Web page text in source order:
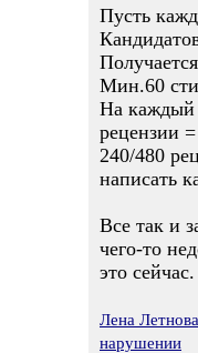
Пусть
Мин.60
На каждый
рецензии
240/480
написать
Все так и
чего-то
это сейчас.
Лена Летнова
нарушении